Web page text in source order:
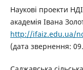
Наукові проекти
академія Івана
http://ifaiz.edu.ua/
(дата звернення: